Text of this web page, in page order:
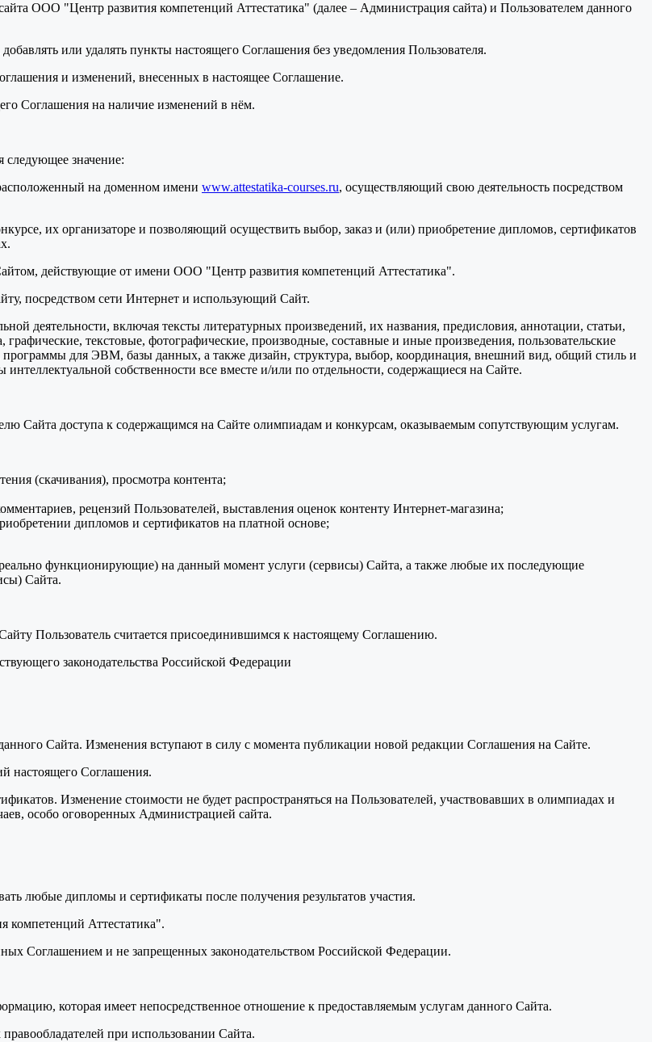
ООО "Центр развития компетенций Аттестатика" (далее – Администрация сайта) и Пользователем данного
или удалять пункты настоящего Соглашения без уведомления Пользователя.
и изменений, внесенных в настоящее Соглашение.
Соглашения на наличие изменений в нём.
значение:
на доменном имени www.attestatika-courses.ru, осуществляющий свою деятельность посредством
их организаторе и позволяющий осуществить выбор, заказ и (или) приобретение дипломов, сертификатов
действующие от имени ООО "Центр развития компетенций Аттестатика".
посредством сети Интернет и использующий Сайт.
деятельности, включая тексты литературных произведений, их названия, предисловия, аннотации, статьи,
текстовые, фотографические, производные, составные и иные произведения, пользовательские
для ЭВМ, базы данных, а также дизайн, структура, выбор, координация, внешний вид, общий стиль и
собственности все вместе и/или по отдельности, содержащиеся на Сайте.
Сайта доступа к содержащимся на Сайте олимпиадам и конкурсам, оказываемым сопутствующим услугам.
(скачивания), просмотра контента;
рецензий Пользователей, выставления оценок контенту Интернет-магазина;
дипломов и сертификатов на платной основе;
функционирующие) на данный момент услуги (сервисы) Сайта, а также любые их последующие
Сайта.
Пользователь считается присоединившимся к настоящему Соглашению.
законодательства Российской Федерации
Сайта. Изменения вступают в силу с момента публикации новой редакции Соглашения на Сайте.
настоящего Соглашения.
Изменение стоимости не будет распространяться на Пользователей, участвовавших в олимпиадах и
особо оговоренных Администрацией сайта.
любые дипломы и сертификаты после получения результатов участия.
компетенций Аттестатика".
Соглашением и не запрещенных законодательством Российской Федерации.
которая имеет непосредственное отношение к предоставляемым услугам данного Сайта.
при использовании Сайта.